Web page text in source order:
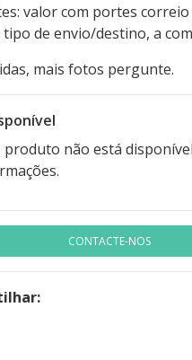
valor com portes
tipo de envio/destino, a
mais fotos pergunte.
produto não está
CONTACTE-NOS